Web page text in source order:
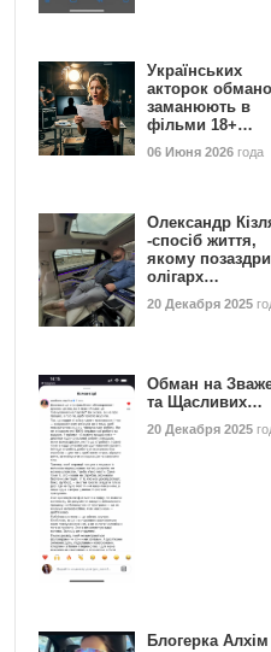
Українських
акторок
заманюють в
фільми 18+…
06 Июня 2026 года
Олександр
-спосіб життя,
якому
олігарх…
20 Декабря 2025
Обман на
та Щасливих…
20 Декабря 2025
Блогерка Алхім